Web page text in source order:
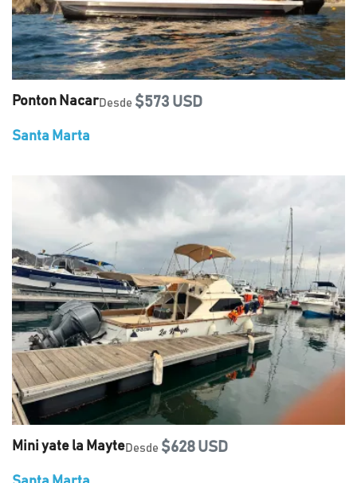
Ponton NacarDesde $573 USD
Santa Marta
Mini yate la MayteDesde $628 USD